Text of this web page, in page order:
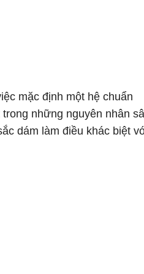
mặc định một hệ chuẩn
những nguyên nhân
dám làm điều khác biệt